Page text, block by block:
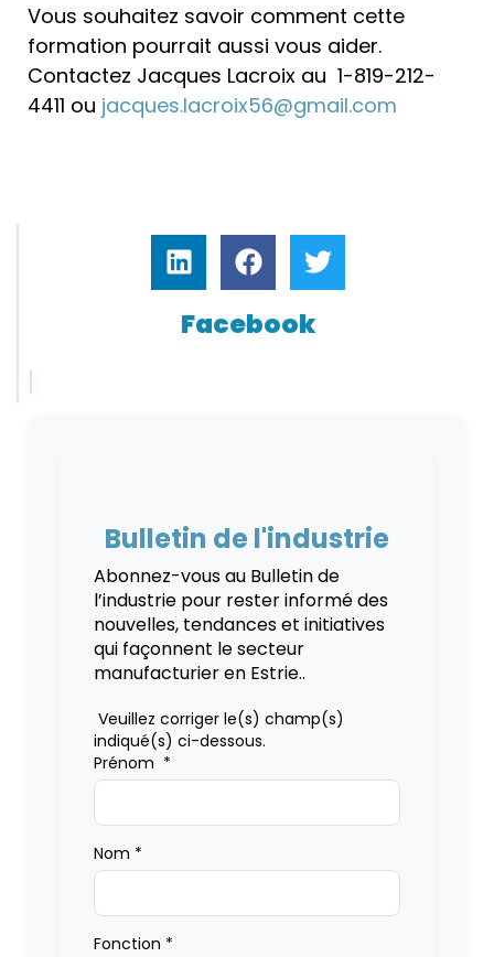
Vous souhaitez savoir comment cette
formation pourrait aussi vous aider.
Contactez Jacques Lacroix au 1-819-212-
4411 ou jacques.lacroix56@gmail.com
Facebook
Bulletin de l'industrie
Abonnez-vous au Bulletin de
l’industrie pour rester informé des
nouvelles, tendances et initiatives
qui façonnent le secteur
manufacturier en Estrie..
Veuillez corriger le(s) champ(s)
indiqué(s) ci-dessous.
Prénom *
Nom *
Fonction *